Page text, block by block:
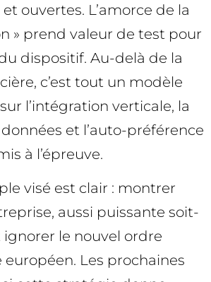
ouvertes. L’amorce de la
» prend valeur de test pour
dispositif. Au-delà de la
c’est tout un modèle
l’intégration verticale, la
et l’auto-préférence
à l’épreuve.
visé est clair : montrer
aussi puissante soit-
ignorer le nouvel ordre
Les prochaines